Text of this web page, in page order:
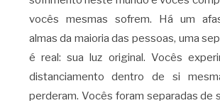
vocês mesmas sofrem. Há um
almas da maioria das pessoas, uma
é real: sua luz original. Vocês
distanciamento dentro de si
perderam. Vocês foram separadas de